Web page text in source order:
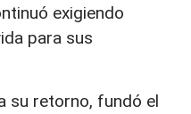
exigiendo
para sus
su retorno, fundó el